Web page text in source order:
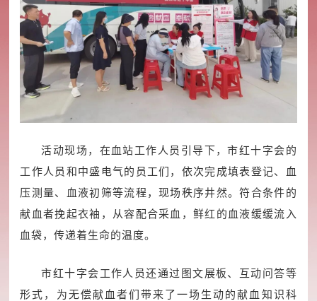
活动现场，在血站工作人员引导下，市红十字会的
工作人员和中盛电气的员工们，依次完成填表登记、血
压测量、血液初筛等流程，现场秩序井然。符合条件的
献血者挽起衣袖，从容配合采血，鲜红的血液缓缓流入
血袋，传递着生命的温度。
市红十字会工作人员还通过图文展板、互动问答等
形式，为无偿献血者们带来了一场生动的献血知识科